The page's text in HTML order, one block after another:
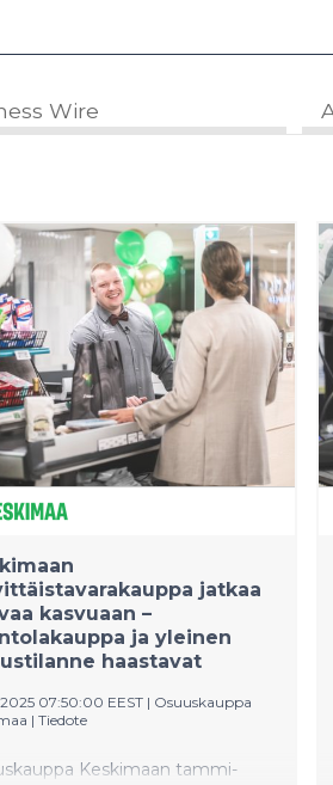
Wire
jatkaa
kasvuaan –
ja yleinen
haastavat
07:50:00 EEST | Osuuskauppa
| Tiedote
Keskimaan tammi-